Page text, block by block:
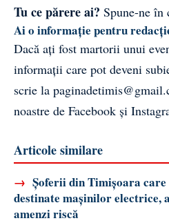
Tu ce părere ai? Spune-ne în
Ai o informație pentru
Dacă ați fost martorii unui
informații care pot deveni
scrie la
noastre de Facebook și
Articole similare
→ Șoferii din Timișoara
destinate mașinilor electrice,
amenzi riscă